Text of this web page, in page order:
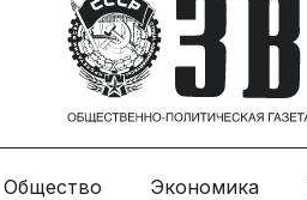
Общество Экономика